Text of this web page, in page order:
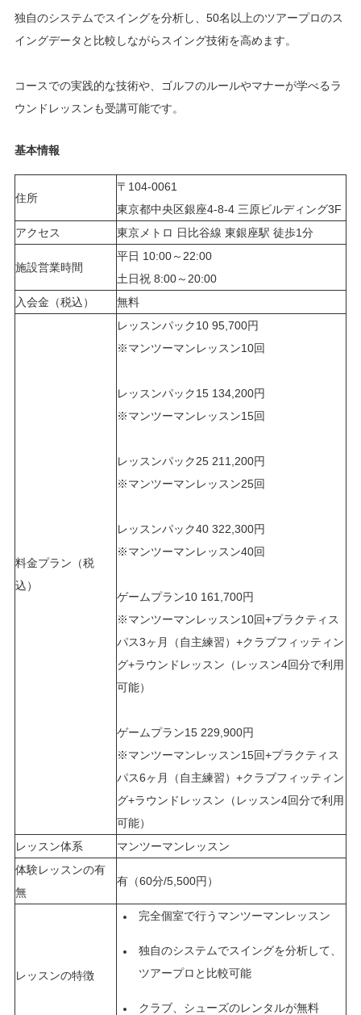
独自のシステムでスイングを分析し、50名以上のツアープロのス
イングデータと比較しながらスイング技術を高めます。
コースでの実践的な技術や、ゴルフのルールやマナーが学べるラ
ウンドレッスンも受講可能です。
基本情報
住所
〒104-0061
東京都中央区銀座4-8-4 三原ビルディング3F
アクセス
東京メトロ 日比谷線 東銀座駅 徒歩1分
施設営業時間
平日 10:00～22:00
土日祝 8:00～20:00
入会金（税込）
無料
料金プラン（税
込）
レッスンパック10 95,700円
※マンツーマンレッスン10回
レッスンパック15 134,200円
※マンツーマンレッスン15回
レッスンパック25 211,200円
※マンツーマンレッスン25回
レッスンパック40 322,300円
※マンツーマンレッスン40回
ゲームプラン10 161,700円
※マンツーマンレッスン10回+プラクティス
パス3ヶ月（自主練習）+クラブフィッティン
グ+ラウンドレッスン（レッスン4回分で利用
可能）
ゲームプラン15 229,900円
※マンツーマンレッスン15回+プラクティス
パス6ヶ月（自主練習）+クラブフィッティン
グ+ラウンドレッスン（レッスン4回分で利用
可能）
レッスン体系
マンツーマンレッスン
体験レッスンの有
無
有（60分/5,500円）
レッスンの特徴
完全個室で行うマンツーマンレッスン
独自のシステムでスイングを分析して、
ツアープロと比較可能
クラブ、シューズのレンタルが無料